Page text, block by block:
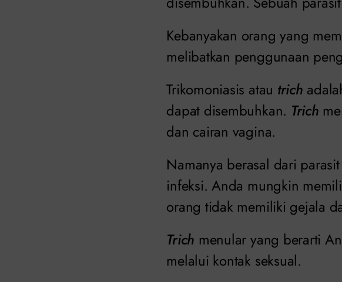
Kebanyakan orang yang
melibatkan penggunaan
Trikomoniasis atau trich
dapat disembuhkan. Trich
dan cairan vagina.
Namanya berasal dari parasit
infeksi. Anda mungkin
orang tidak memiliki gejala
Trich menular yang berarti
melalui kontak seksual.